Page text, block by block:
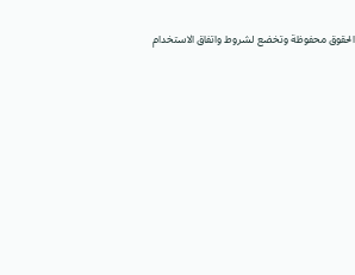
محفوظة وتخضع لشروط واتفاق الاستخدام